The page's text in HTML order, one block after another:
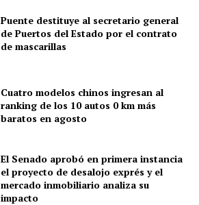
Puente destituye al secretario general
de Puertos del Estado por el contrato
de mascarillas
Cuatro modelos chinos ingresan al
ranking de los 10 autos 0 km más
baratos en agosto
El Senado aprobó en primera instancia
el proyecto de desalojo exprés y el
mercado inmobiliario analiza su
impacto